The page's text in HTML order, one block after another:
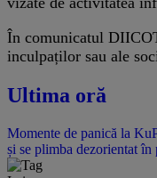
În comunicatul
inculpaților sau ale
Ultima oră
Momente de panică la
și se plimba dezorientat